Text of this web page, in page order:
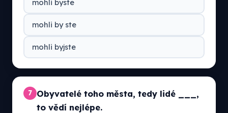
mohli byste
mohli by ste
mohli byjste
7 Obyvatelé toho města, tedy lidé ___,
to vědí nejlépe.